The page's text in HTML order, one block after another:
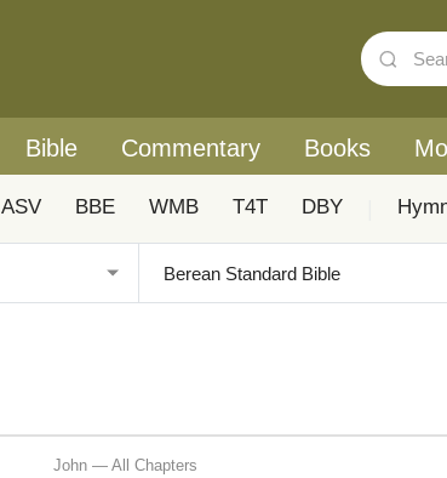
Bible Commentary Books
ASV BBE WMB T4T DBY
John — All Chapters